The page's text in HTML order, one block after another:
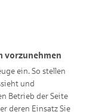
vorzunehmen
ein. So stellen
und
Betrieb der Seite
deren Einsatz Sie